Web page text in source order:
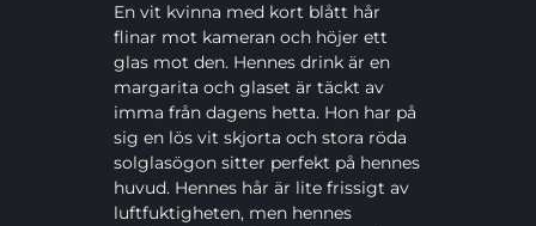
En vit kvinna med kort blått hår
flinar mot kameran och höjer ett
glas mot den. Hennes drink är en
margarita och glaset är täckt av
imma från dagens hetta. Hon har på
sig en lös vit skjorta och stora röda
solglasögon sitter perfekt på hennes
huvud. Hennes hår är lite frissigt av
luftfuktigheten, men hennes